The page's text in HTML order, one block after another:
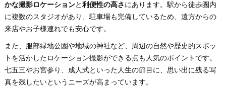
かな撮影ロケーションと 利便性の高さ にあります。駅から徒歩圏内
に複数のスタジオがあり、駐車場も完備しているため、遠方からの
来店やお子様連れでも安心です。
また、服部緑地公園や地域の神社など、周辺の自然や歴史的スポッ
トを活かしたロケーション撮影ができる点も人気のポイントです。
七五三やお宮参り、成人式といった人生の節目に、思い出に残る写
真を残したいというニーズが高まっています。